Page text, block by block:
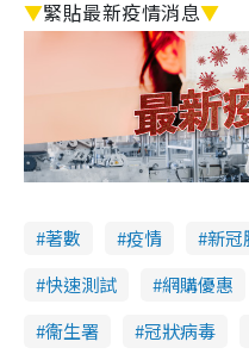
▼緊貼最新疫情消息▼
著數 疫情 新冠
快速測試
網購優惠
衞生署
冠狀病毒